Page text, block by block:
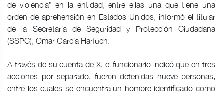
de violencia” en la entidad, entre ellas una que tiene una
orden de aprehensión en Estados Unidos, informó el titular
de la Secretaría de Seguridad y Protección Ciudadana
(SSPC), Omar García Harfuch.
A través de su cuenta de X, el funcionario indicó que en tres
acciones por separado, fueron detenidas nueve personas,
entre los cuales se encuentra un hombre identificado como